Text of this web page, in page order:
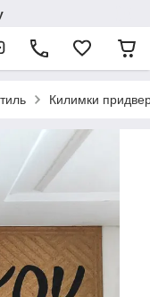
Килимки